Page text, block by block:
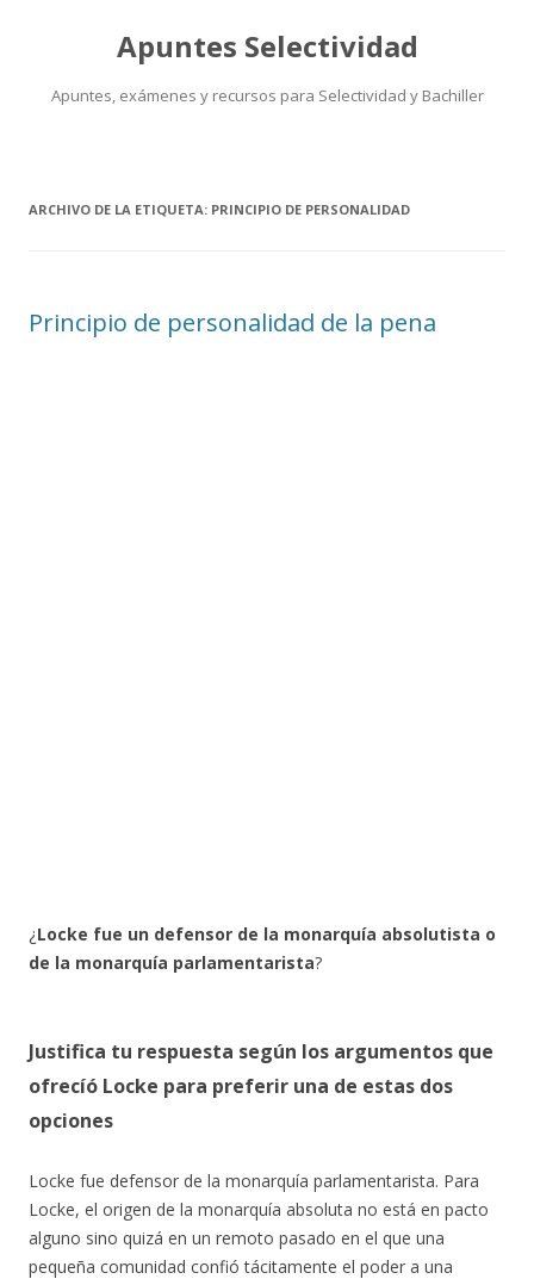
Apuntes Selectividad
Apuntes, exámenes y recursos para Selectividad y Bachiller
ARCHIVO DE LA ETIQUETA: PRINCIPIO DE PERSONALIDAD
Principio de personalidad de la pena
¿Locke fue un defensor de la monarquía absolutista o
de la monarquía parlamentarista?
Justifica tu respuesta según los argumentos que
ofrecíó Locke para preferir una de estas dos
opciones
Locke fue defensor de la monarquía parlamentarista. Para
Locke, el origen de la monarquía absoluta no está en pacto
alguno sino quizá en un remoto pasado en el que una
pequeña comunidad confió tácitamente el poder a una